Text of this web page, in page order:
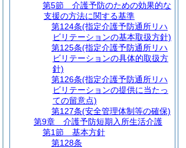
第5節
介護予防のための効果的な
支援の方法に関する基準
第124条(指定介護予防通所リハ
ビリテーションの基本取扱方針)
第125条(指定介護予防通所リハ
ビリテーションの具体的取扱方
針)
第126条(指定介護予防通所リハ
ビリテーションの提供に当たっ
ての留意点)
第127条(安全管理体制等の確保)
第9章
介護予防短期入所生活介護
第1節
基本方針
第128条